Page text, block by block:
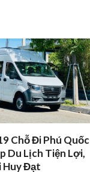
Chỗ Đi Phú Quốc
Du Lịch Tiện Lợi,
Huy Đạt